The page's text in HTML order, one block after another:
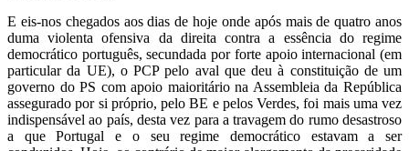
E eis-nos chegados aos dias de hoje onde após mais de quatro anos
duma violenta ofensiva da direita contra a essência do regime
democrático português, secundada por forte apoio internacional (em
particular da UE), o PCP pelo aval que deu à constituição de um
governo do PS com apoio maioritário na Assembleia da República
assegurado por si próprio, pelo BE e pelos Verdes, foi mais uma vez
indispensável ao país, desta vez para a travagem do rumo desastroso
a que Portugal e o seu regime democrático estavam a ser